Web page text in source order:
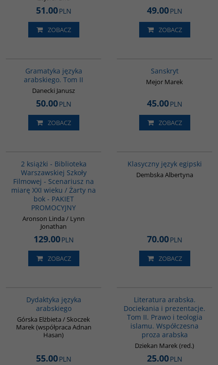
51.00PLN
ZOBACZ
49.00PLN
ZOBACZ
Gramatyka języka
arabskiego. Tom II
Danecki Janusz
50.00PLN
ZOBACZ
Sanskryt
Mejor Marek
45.00PLN
ZOBACZ
2 książki - Biblioteka
Warszawskiej Szkoły
Filmowej - Scenariusz na
miarę XXI wieku / Żarty na
bok - PAKIET
PROMOCYJNY
Aronson Linda / Lynn
Jonathan
129.00PLN
ZOBACZ
Klasyczny język egipski
Dembska Albertyna
70.00PLN
ZOBACZ
Dydaktyka języka
arabskiego
Górska Elżbieta / Skoczek
Marek (współpraca Adnan
Hasan)
55.00PLN
Literatura arabska.
Dociekania i prezentacje.
Tom II. Prawo i teologia
islamu. Współczesna
proza arabska
Dziekan Marek (red.)
25.00PLN